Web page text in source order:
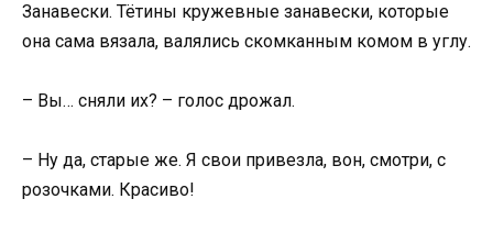
Занавески. Тётины кружевные занавески, которые
она сама вязала, валялись скомканным комом в углу.
– Вы… сняли их? – голос дрожал.
– Ну да, старые же. Я свои привезла, вон, смотри, с
розочками. Красиво!